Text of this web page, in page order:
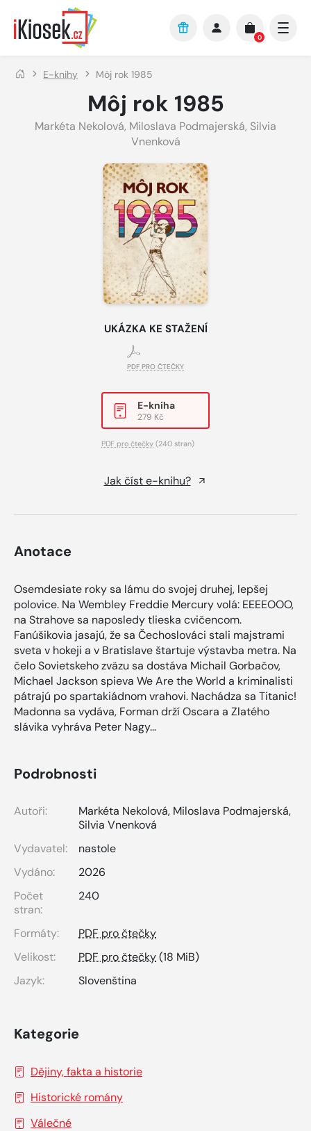
Přejít na hlavní obsah
0
E-knihy Môj rok 1985
Môj rok 1985
Markéta Nekolová, Miloslava Podmajerská, Silvia
Vnenková
UKÁZKA KE STAŽENÍ
PDF PRO ČTEČKY
E-kniha
279 Kč
PDF pro čtečky (240 stran)
Jak číst e-knihu?
Anotace
Osemdesiate roky sa lámu do svojej druhej, lepšej
polovice. Na Wembley Freddie Mercury volá: EEEEOOO,
na Strahove sa naposledy tlieska cvičencom.
Fanúšikovia jasajú, že sa Čechoslováci stali majstrami
sveta v hokeji a v Bratislave štartuje výstavba metra. Na
čelo Sovietskeho zväzu sa dostáva Michail Gorbačov,
Michael Jackson spieva We Are the World a kriminalisti
pátrajú po spartakiádnom vrahovi. Nachádza sa Titanic!
Madonna sa vydáva, Forman drží Oscara a Zlatého
slávika vyhráva Peter Nagy…
Podrobnosti
Autoři: Markéta Nekolová, Miloslava Podmajerská,
Silvia Vnenková
Vydavatel:
nastole
Vydáno:
2026
Počet
stran:
240
Formáty:
PDF pro čtečky
Velikost:
PDF pro čtečky(18 MiB)
Jazyk:
Slovenština
Kategorie
Dějiny, fakta a historie
Historické romány
Válečné